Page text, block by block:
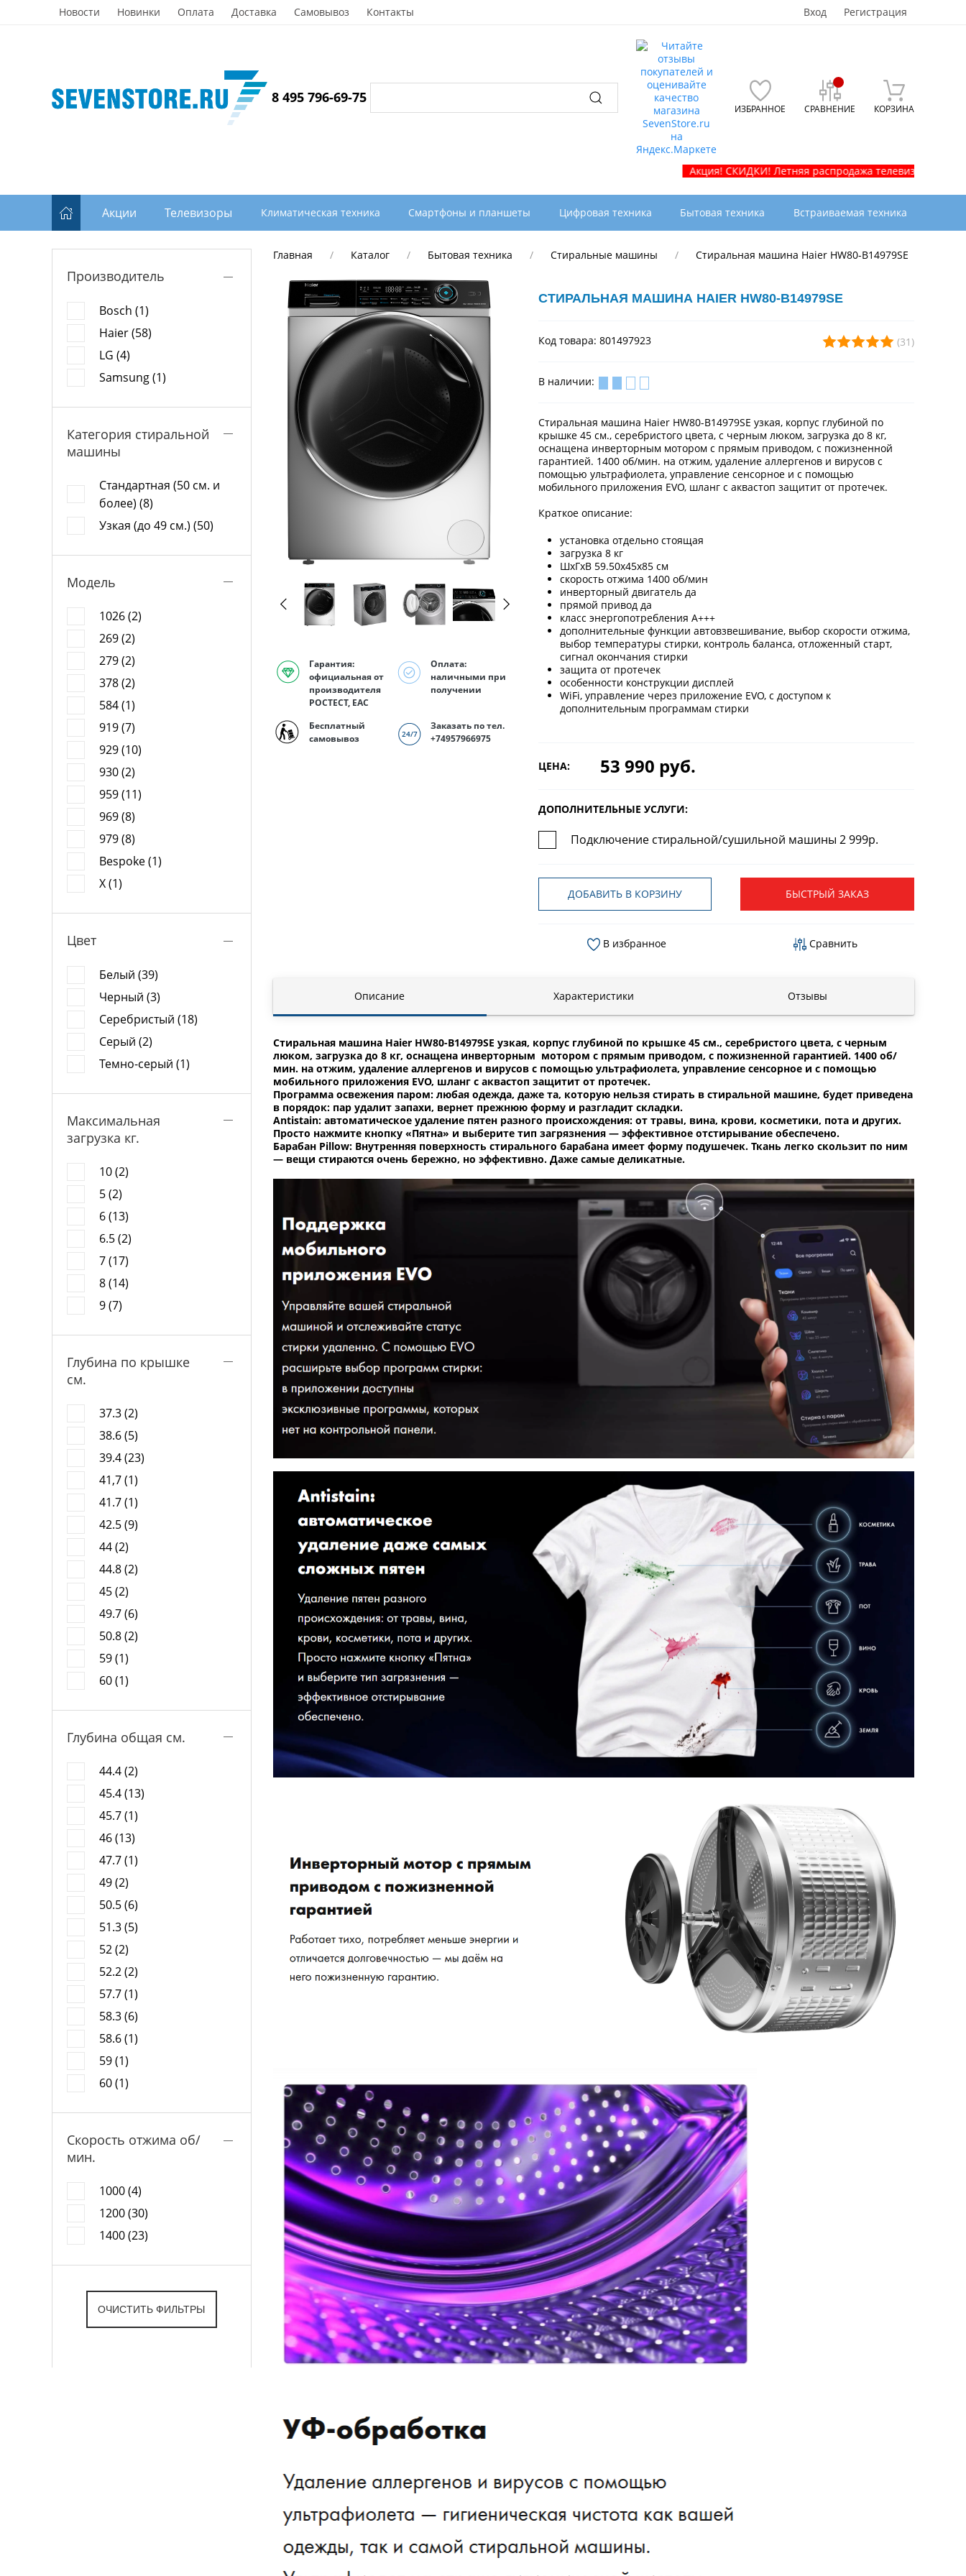
Новости Новинки Оплата Доставка Самовывоз Контакты Вход Регистрация
8 495 796-69-75
ИЗБРАННОЕ СРАВНЕНИЕ КОРЗИНА
Акция! СКИДКИ! Летняя распродажа телевизоров и бытовой
Акции Телевизоры Климатическая техника Смартфоны и планшеты Цифровая техника Бытовая техника Встраиваемая техника
Производитель
Bosch (1)
Haier (58)
LG (4)
Samsung (1)
Категория стиральной
машины
Стандартная (50 см. и
более) (8)
Узкая (до 49 см.) (50)
Модель
1026 (2)
269 (2)
279 (2)
378 (2)
584 (1)
919 (7)
929 (10)
930 (2)
959 (11)
969 (8)
979 (8)
Bespoke (1)
X (1)
Цвет
Белый (39)
Черный (3)
Серебристый (18)
Серый (2)
Темно-серый (1)
Максимальная
загрузка кг.
10 (2)
5 (2)
6 (13)
6.5 (2)
7 (17)
8 (14)
9 (7)
Глубина по крышке
см.
37.3 (2)
38.6 (5)
39.4 (23)
41,7 (1)
41.7 (1)
42.5 (9)
44 (2)
44.8 (2)
45 (2)
49.7 (6)
50.8 (2)
59 (1)
60 (1)
Глубина общая см.
44.4 (2)
45.4 (13)
45.7 (1)
46 (13)
47.7 (1)
49 (2)
50.5 (6)
51.3 (5)
52 (2)
52.2 (2)
57.7 (1)
58.3 (6)
58.6 (1)
59 (1)
60 (1)
Скорость отжима об/
мин.
1000 (4)
1200 (30)
1400 (23)
Главная Каталог Бытовая техника Стиральные машины Стиральная машина Haier HW80-B14979SE
Гарантия:
официальная от
производителя
РОСТЕСТ, EAC
Оплата:
наличными при
получении
Бесплатный
самовывоз
Заказать по тел.
+74957966975
СТИРАЛЬНАЯ МАШИНА HAIER HW80-B14979SE
Код товара: 801497923 (31)
В наличии:
Стиральная машина Haier HW80-B14979SE узкая, корпус глубиной по
крышке 45 см., серебристого цвета, с черным люком, загрузка до 8 кг,
оснащена инверторным мотором с прямым приводом, с пожизненной
гарантией. 1400 об/мин. на отжим, удаление аллергенов и вирусов с
помощью ультрафиолета, управление сенсорное и с помощью
мобильного приложения EVO, шланг с аквастоп защитит от протечек.
Краткое описание:
установка отдельно стоящая
загрузка 8 кг
ШхГхВ 59.50х45х85 см
скорость отжима 1400 об/мин
инверторный двигатель да
прямой привод да
класс энергопотребления A+++
дополнительные функции автовзвешивание, выбор скорости отжима,
выбор температуры стирки, контроль баланса, отложенный старт,
сигнал окончания стирки
защита от протечек
особенности конструкции дисплей
WiFi, управление через приложение EVO, с доступом к
дополнительным программам стирки
ЦЕНА: 53 990 руб.
ДОПОЛНИТЕЛЬНЫЕ УСЛУГИ:
Подключение стиральной/сушильной машины 2 999р.
ДОБАВИТЬ В КОРЗИНУ БЫСТРЫЙ ЗАКАЗ
В избранное Сравнить
Описание Характеристики Отзывы
Стиральная машина Haier HW80-B14979SE узкая, корпус глубиной по крышке 45 см., серебристого цвета, с черным
люком, загрузка до 8 кг, оснащена инверторным мотором с прямым приводом, с пожизненной гарантией. 1400 об/
мин. на отжим, удаление аллергенов и вирусов с помощью ультрафиолета, управление сенсорное и с помощью
мобильного приложения EVO, шланг с аквастоп защитит от протечек.
Программа освежения паром: любая одежда, даже та, которую нельзя стирать в стиральной машине, будет приведена
в порядок: пар удалит запахи, вернет прежнюю форму и разгладит складки.
Antistain: автоматическое удаление пятен разного происхождения: от травы, вина, крови, косметики, пота и других.
Просто нажмите кнопку «Пятна» и выберите тип загрязнения — эффективное отстирывание обеспечено.
Барабан Pillow: Внутренняя поверхность стирального барабана имеет форму подушечек. Ткань легко скользит по ним
— вещи стираются очень бережно, но эффективно. Даже самые деликатные.